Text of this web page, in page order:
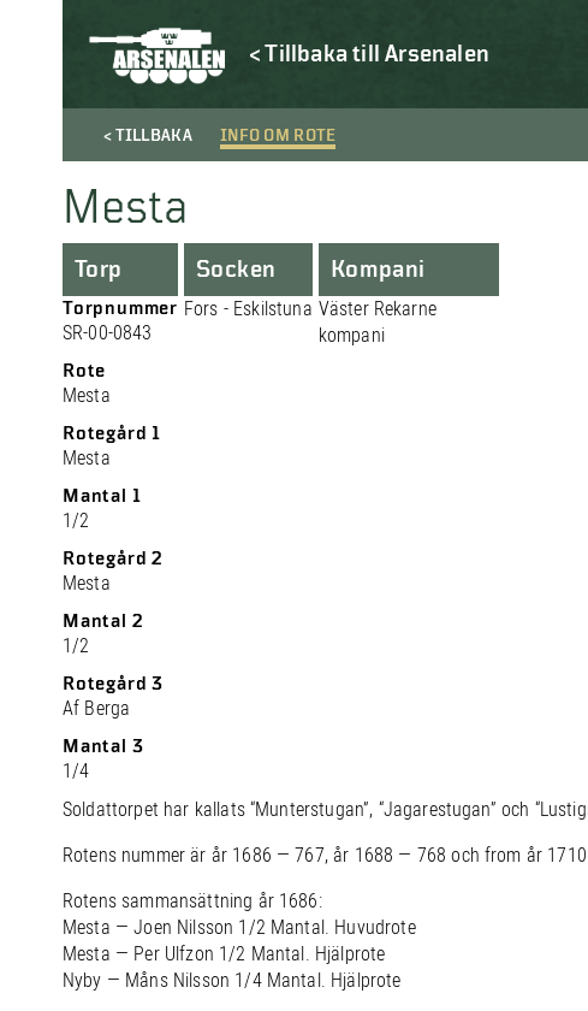
< Tillbaka till Arsenalen
< TILLBAKA INFO OM ROTE
Mesta
Torp
Torpnummer
SR-00-0843
Rote
Mesta
Rotegård 1
Mesta
Mantal 1
1/2
Rotegård 2
Mesta
Mantal 2
1/2
Rotegård 3
Af Berga
Mantal 3
1/4
Socken
Fors - Eskilstuna
Kompani
Väster Rekarne
kompani
Soldattorpet har kallats “Munterstugan”, “Jagarestugan” och
Rotens nummer är år 1686 — 767, år 1688 — 768 och from år
Rotens sammansättning år 1686:
Mesta — Joen Nilsson 1/2 Mantal. Huvudrote
Mesta — Per Ulfzon 1/2 Mantal. Hjälprote
Nyby — Måns Nilsson 1/4 Mantal. Hjälprote